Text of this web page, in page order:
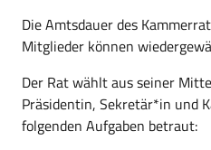
Die Amtsdauer des
Mitglieder können
Der Rat wählt aus seiner
Präsidentin, Sekretär*in und
folgenden Aufgaben betraut: